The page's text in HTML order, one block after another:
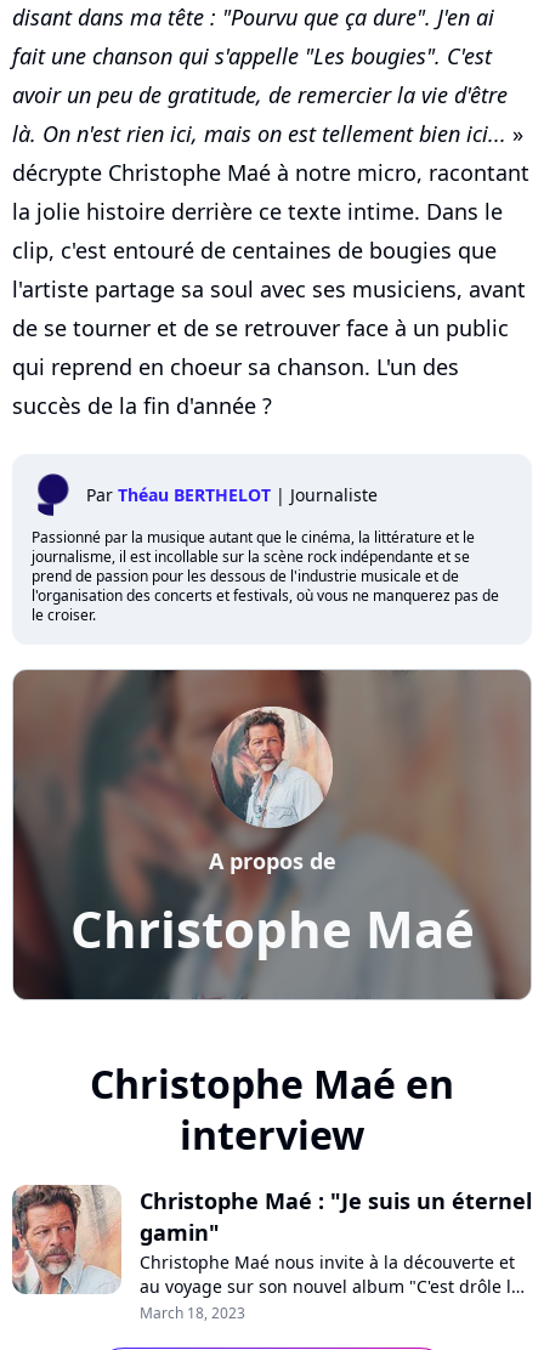
disant dans ma tête : "Pourvu que ça dure". J'en ai
fait une chanson qui s'appelle "Les bougies". C'est
avoir un peu de gratitude, de remercier la vie d'être
là. On n'est rien ici, mais on est tellement bien ici... »
décrypte Christophe Maé à notre micro, racontant
la jolie histoire derrière ce texte intime. Dans le
clip, c'est entouré de centaines de bougies que
l'artiste partage sa soul avec ses musiciens, avant
de se tourner et de se retrouver face à un public
qui reprend en choeur sa chanson. L'un des
succès de la fin d'année ?
Par Théau BERTHELOT | Journaliste
Passionné par la musique autant que le cinéma, la littérature et le
journalisme, il est incollable sur la scène rock indépendante et se
prend de passion pour les dessous de l'industrie musicale et de
l'organisation des concerts et festivals, où vous ne manquerez pas de
le croiser.
Christophe Maé
A propos de
Christophe Maé en
interview
Christophe Maé : "Je suis un éternel
gamin"
Christophe Maé nous invite à la découverte et
au voyage sur son nouvel album "C'est drôle la
vie". En interview pour Purecharts, le chanteur
March 18, 2023